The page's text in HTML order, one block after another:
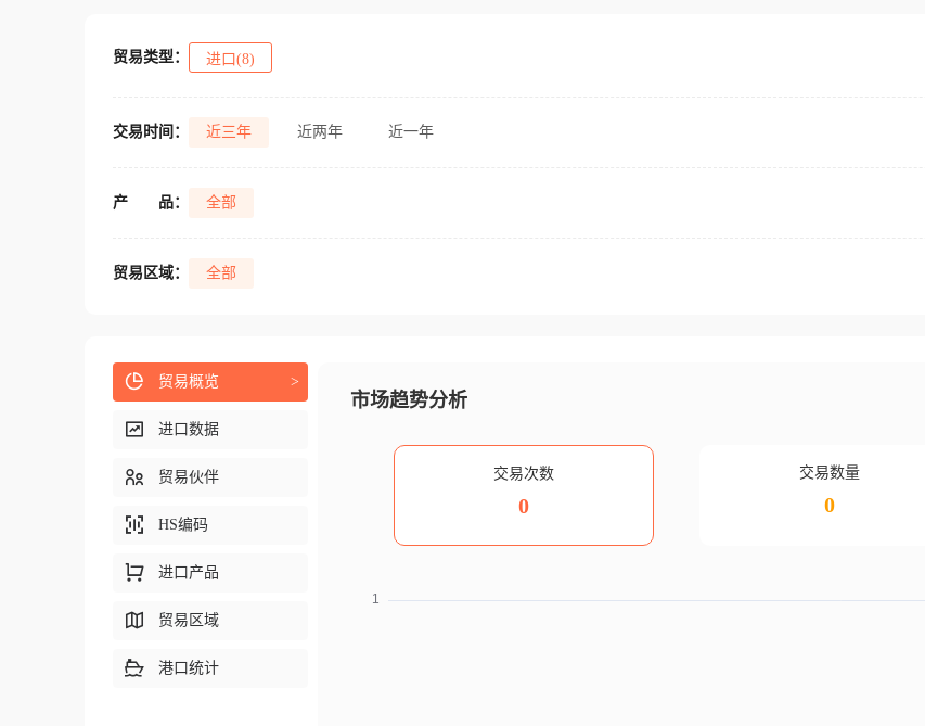
贸易类型： 进口(8)
交易时间： 近三年 近两年 近一年
产 品： 全部
贸易区域： 全部
市场趋势分析
交易次数
0
交易数量
0
贸易概览 >
进口数据
贸易伙伴
HS编码
进口产品
贸易区域
港口统计